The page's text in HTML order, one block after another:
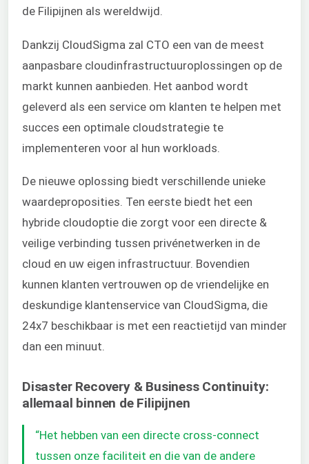
de Filipijnen als wereldwijd.
Dankzij CloudSigma zal CTO een van de meest
aanpasbare cloudinfrastructuuroplossingen op de
markt kunnen aanbieden. Het aanbod wordt
geleverd als een service om klanten te helpen met
succes een optimale cloudstrategie te
implementeren voor al hun workloads.
De nieuwe oplossing biedt verschillende unieke
waardeproposities. Ten eerste biedt het een
hybride cloudoptie die zorgt voor een directe &
veilige verbinding tussen privénetwerken in de
cloud en uw eigen infrastructuur. Bovendien
kunnen klanten vertrouwen op de vriendelijke en
deskundige klantenservice van CloudSigma, die
24x7 beschikbaar is met een reactietijd van minder
dan een minuut.
Disaster Recovery & Business Continuity:
allemaal binnen de Filipijnen
“Het hebben van een directe cross-connect
tussen onze faciliteit en die van de andere